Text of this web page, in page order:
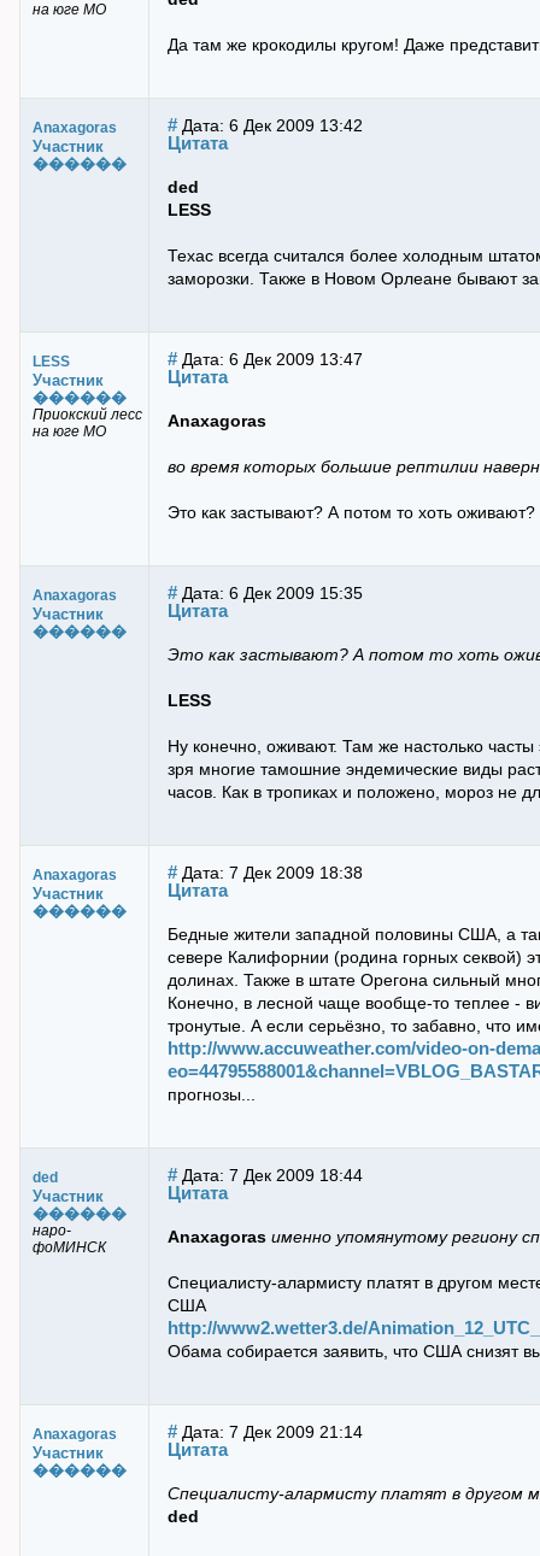
на юге МО
Да там же крокодилы кругом! Даже
Anaxagoras
Участник
������
# Дата: 6 Дек 2009 13:42
Цитата
ded
LESS
Техас всегда считался более холодным
заморозки. Также в Новом Орлеане бывают
LESS
Участник
������
Приокский лесс
на юге МО
# Дата: 6 Дек 2009 13:47
Цитата
Anaxagoras
во время которых большие рептилии
Это как застывают? А потом то хоть
Anaxagoras
Участник
������
# Дата: 6 Дек 2009 15:35
Цитата
Это как застывают? А потом то хоть
LESS
Ну конечно, оживают. Там же настолько
зря многие тамошние эндемические виды
часов. Как в тропиках и положено, мороз не
Anaxagoras
Участник
������
# Дата: 7 Дек 2009 18:38
Цитата
Бедные жители западной половины США, а
севере Калифорнии (родина горных секвой)
долинах. Также в штате Орегона сильный
Конечно, в лесной чаще вообще-то теплее -
тронутые. А если серьёзно, то забавно, что
http://www.accuweather.com/video-on-
прогнозы...
ded
Участник
������
наро-
фоМИНСК
# Дата: 7 Дек 2009 18:44
Цитата
Anaxagoras именно упомянутому региону
Специалисту-алармисту платят в другом
США
http://www2.wetter3.de/
Обама собирается заявить, что США снизят
Anaxagoras
Участник
������
# Дата: 7 Дек 2009 21:14
Цитата
Специалисту-алармисту платят в другом
ded